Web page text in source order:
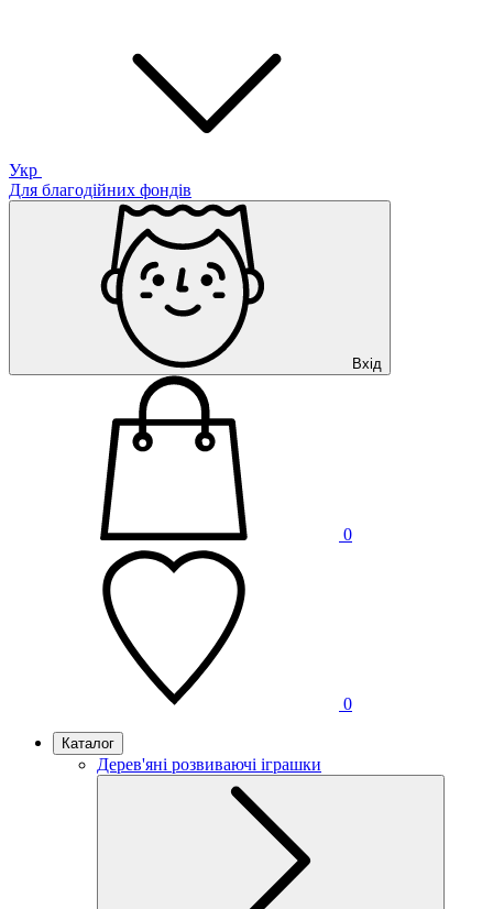
Укр
Для благодійних фондів
Вхід
0
0
Каталог
Дерев'яні розвиваючі іграшки